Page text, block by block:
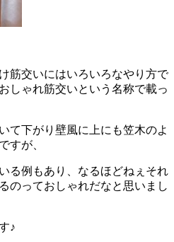
筋交いにはいろいろなやり方で
しゃれ筋交いという名称で載っ
て下がり壁風に上にも笠木のよ
すが、
る例もあり、なるほどねぇそれ
のっておしゃれだなと思いまし
♪